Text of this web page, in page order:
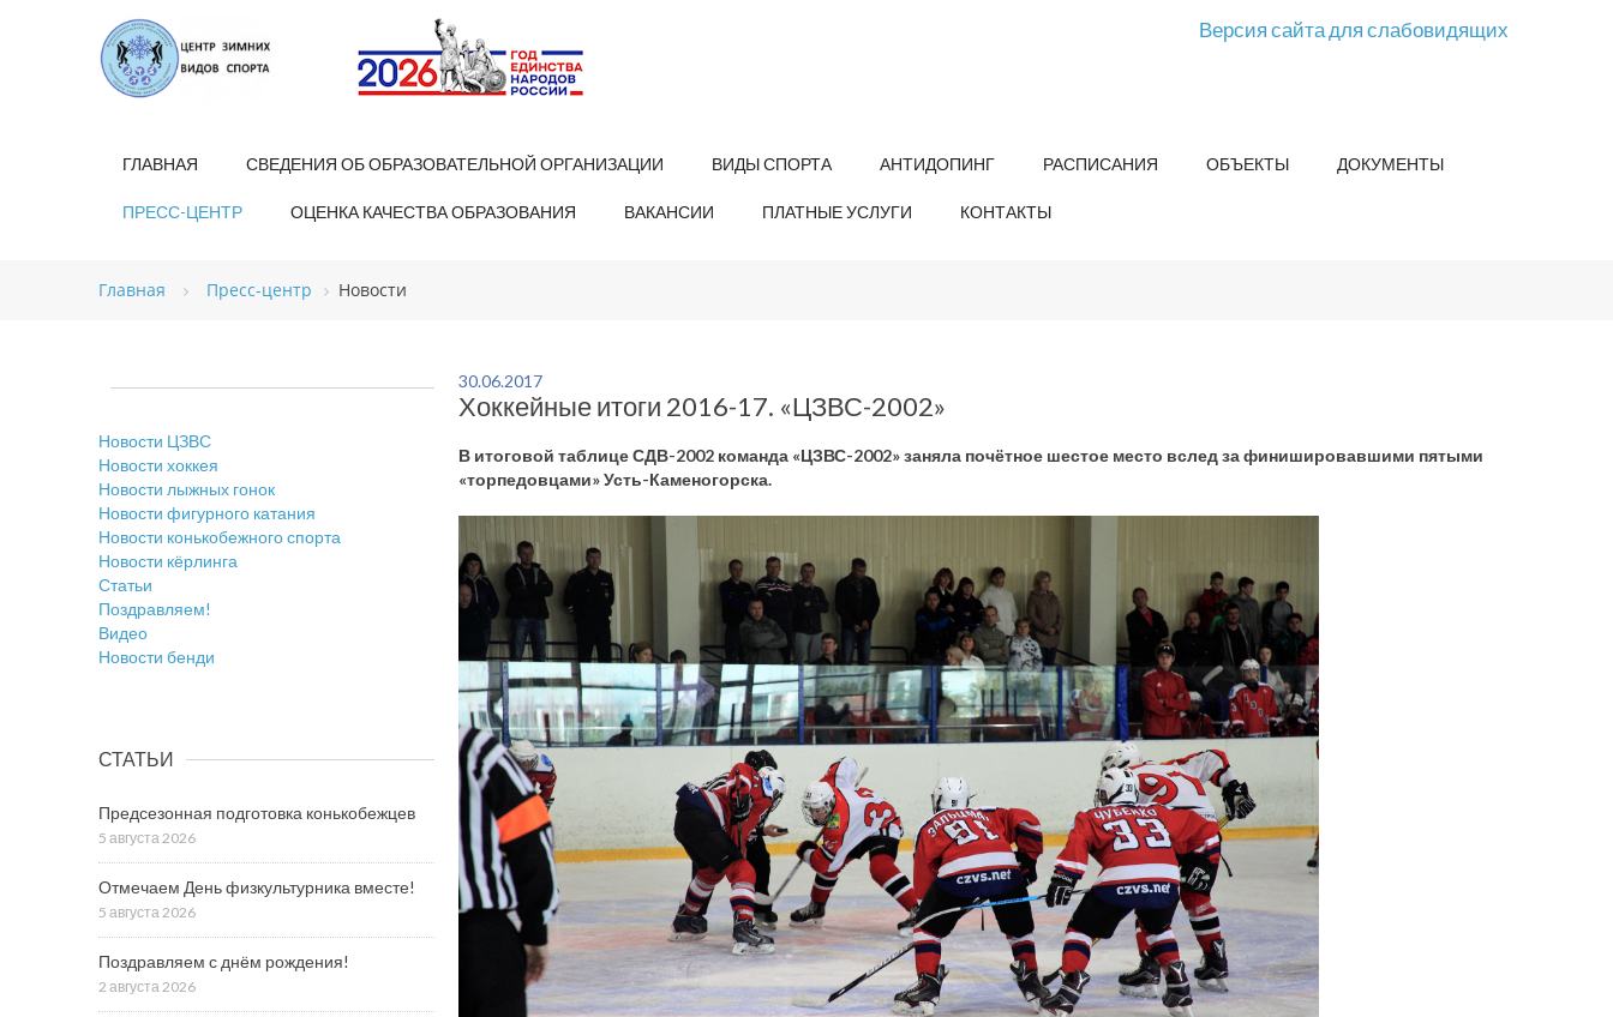
Версия сайта для слабовидящих
ГЛАВНАЯ СВЕДЕНИЯ ОБ ОБРАЗОВАТЕЛЬНОЙ ОРГАНИЗАЦИИ ВИДЫ СПОРТА АНТИДОПИНГ РАСПИСАНИЯ ОБЪЕКТЫ ДОКУМЕНТЫ
ПРЕСС-ЦЕНТР ОЦЕНКА КАЧЕСТВА ОБРАЗОВАНИЯ ВАКАНСИИ ПЛАТНЫЕ УСЛУГИ КОНТАКТЫ
Главная Пресс-центр Новости
30.06.2017
Хоккейные итоги 2016-17. «ЦЗВС-2002»
В итоговой таблице СДВ-2002 команда «ЦЗВС-2002» заняла почётное шестое место вслед за финишировавшими пятыми
«торпедовцами» Усть-Каменогорска.
Новости ЦЗВС
Новости хоккея
Новости лыжных гонок
Новости фигурного катания
Новости конькобежного спорта
Новости кёрлинга
Статьи
Поздравляем!
Видео
Новости бенди
СТАТЬИ
Предсезонная подготовка конькобежцев
5 августа 2026
Отмечаем День физкультурника вместе!
5 августа 2026
Поздравляем с днём рождения!
2 августа 2026